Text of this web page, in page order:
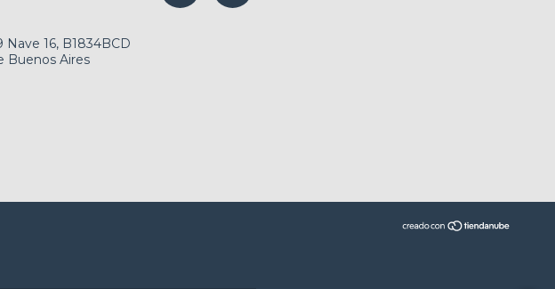
Nave 16, B1834BCD
Buenos Aires